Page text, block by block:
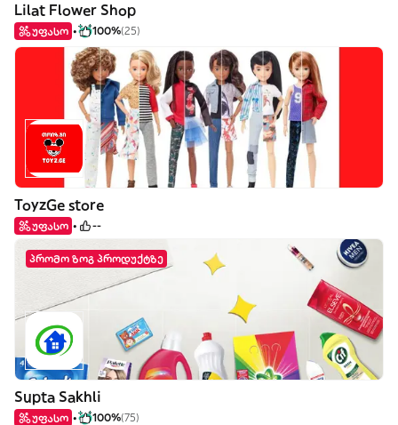
Lilat Flower Shop
უფასო 100%(25)
ToyzGe store
უფასო --
პრომო ზოგ პროდუქტზე
Supta Sakhli
უფასო 100%(75)